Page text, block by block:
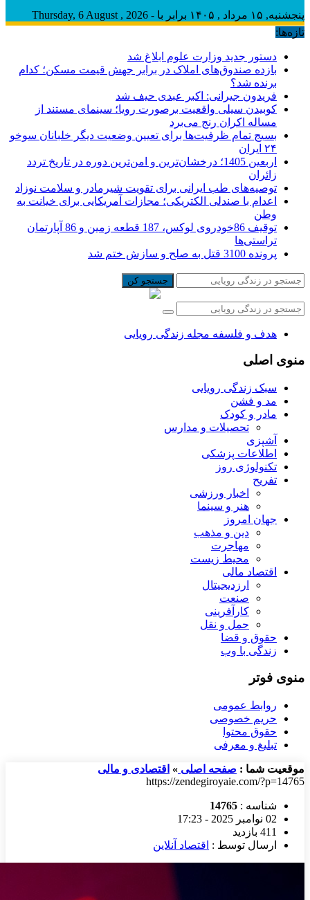
پنجشنبه, ۱۵ مرداد , ۱۴۰۵ برابر با - Thursday, 6 August , 2026
تازه‌ها:
دستور جدید وزارت علوم ابلاغ شد
بازده صندوق‌های املاک در برابر جهش قیمت مسکن؛ کدام
برنده شد؟
فریدون جیرانی: اکبر عبدی حیف شد
کوبیدن سیلی واقعیت برصورت رویا؛ سینمای مستند از
مساله اکران رنج می‌برد
بسیج تمام ظرفیت‌ها برای تعیین وضعیت دیگر خلبانان سوخو
۲۴ ایران
اربعین 1405؛ درخشان‌ترین و امن‌ترین دوره در تاریخ تردد
زائران
توصیه‌های طب ایرانی برای تقویت شیرمادر و سلامت نوزاد
اعدام با صندلی الکتریکی؛ مجازات آمریکایی برای خیانت به
وطن
توقیف 86خودروی لوکس، 187 قطعه زمین و 86 آپارتمان
تراستی‌ها
پرونده 3100 قتل به صلح و سازش ختم شد
جستجو کن
هدف و فلسفه مجله زندگی رویایی
منوی اصلی
سبک زندگی رویایی
مد و فشن
مادر و کودک
تحصیلات و مدارس
آشپزی
اطلاعات پزشکی
تکنولوژی روز
تفریح
اخبار ورزشی
هنر و سینما
جهان امروز
دین و مذهب
مهاجرت
محیط زیست
اقتصاد مالی
ارزدیجیتال
صنعت
کارآفرینی
حمل و نقل
حقوق و قضا
زندگی با وب
منوی فوتر
روابط عمومی
حریم خصوصی
حقوق محتوا
تبلیغ و معرفی
موقعیت شما : صفحه اصلی » اقتصادی و مالی
https://zendegiroyaie.com/?p=14765
شناسه : 14765
02 نوامبر 2025 - 17:23
411 بازدید
ارسال توسط : اقتصاد آنلاین